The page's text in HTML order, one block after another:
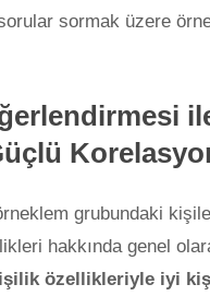
sormak üzere
grubundaki
hakkında genel
özellikleriyle iyi